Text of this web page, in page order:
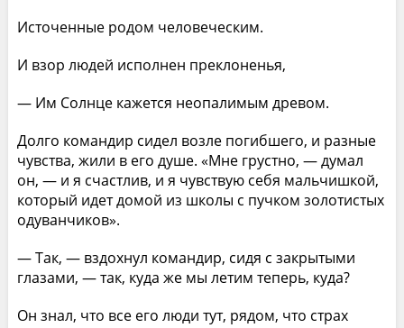
Источенные родом человеческим.
И взор людей исполнен преклоненья,
— Им Солнце кажется неопалимым древом.
Долго командир сидел возле погибшего, и разные
чувства, жили в его душе. «Мне грустно, — думал
он, — и я счастлив, и я чувствую себя мальчишкой,
который идет домой из школы с пучком золотистых
одуванчиков».
— Так, — вздохнул командир, сидя с закрытыми
глазами, — так, куда же мы летим теперь, куда?
Он знал, что все его люди тут, рядом, что страх